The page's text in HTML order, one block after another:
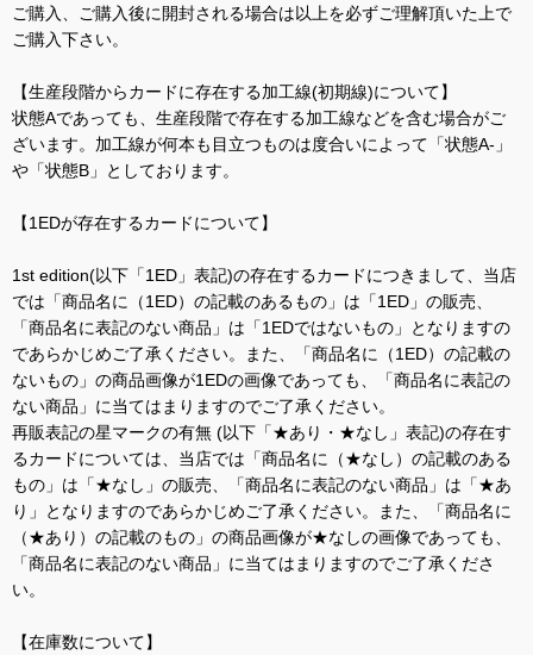
ご購入、ご購入後に開封される場合は以上を必ずご理解頂いた上で
ご購入下さい。
【生産段階からカードに存在する加工線(初期線)について】
状態Aであっても、生産段階で存在する加工線などを含む場合がご
ざいます。加工線が何本も目立つものは度合いによって「状態A-」
や「状態B」としております。
【1EDが存在するカードについて】
1st edition(以下「1ED」表記)の存在するカードにつきまして、当店
では「商品名に（1ED）の記載のあるもの」は「1ED」の販売、
「商品名に表記のない商品」は「1EDではないもの」となりますの
であらかじめご了承ください。また、「商品名に（1ED）の記載の
ないもの」の商品画像が1EDの画像であっても、「商品名に表記の
ない商品」に当てはまりますのでご了承ください。
再販表記の星マークの有無 (以下「★あり・★なし」表記)の存在す
るカードについては、当店では「商品名に（★なし）の記載のある
もの」は「★なし」の販売、「商品名に表記のない商品」は「★あ
り」となりますのであらかじめご了承ください。また、「商品名に
（★あり）の記載のもの」の商品画像が★なしの画像であっても、
「商品名に表記のない商品」に当てはまりますのでご了承くださ
い。
【在庫数について】